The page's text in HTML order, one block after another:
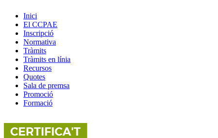
Inici
El CCPAE
Inscripció
Normativa
Tràmits
Tràmits en línia
Recursos
Quotes
Sala de premsa
Promoció
Formació